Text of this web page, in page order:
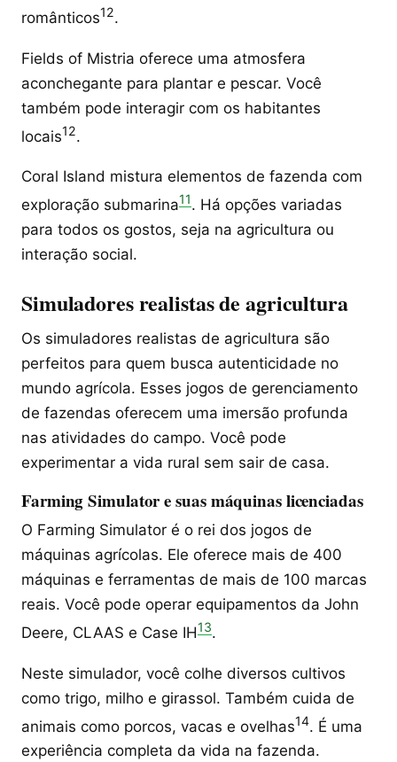
românticos12.
Fields of Mistria oferece uma atmosfera
aconchegante para plantar e pescar. Você
também pode interagir com os habitantes
locais12.
Coral Island mistura elementos de fazenda com
exploração submarina11. Há opções variadas
para todos os gostos, seja na agricultura ou
interação social.
Simuladores realistas de agricultura
Os simuladores realistas de agricultura são
perfeitos para quem busca autenticidade no
mundo agrícola. Esses jogos de gerenciamento
de fazendas oferecem uma imersão profunda
nas atividades do campo. Você pode
experimentar a vida rural sem sair de casa.
Farming Simulator e suas máquinas licenciadas
O Farming Simulator é o rei dos jogos de
máquinas agrícolas. Ele oferece mais de 400
máquinas e ferramentas de mais de 100 marcas
reais. Você pode operar equipamentos da John
Deere, CLAAS e Case IH13.
Neste simulador, você colhe diversos cultivos
como trigo, milho e girassol. Também cuida de
animais como porcos, vacas e ovelhas14. É uma
experiência completa da vida na fazenda.